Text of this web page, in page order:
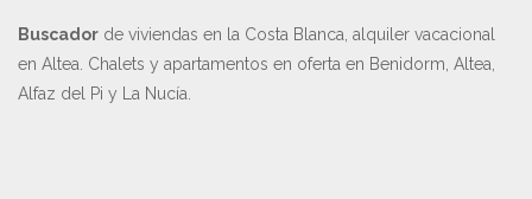
Buscador de viviendas en la Costa Blanca, alquiler vacacional
en Altea. Chalets y apartamentos en oferta en Benidorm, Altea,
Alfaz del Pi y La Nucía.